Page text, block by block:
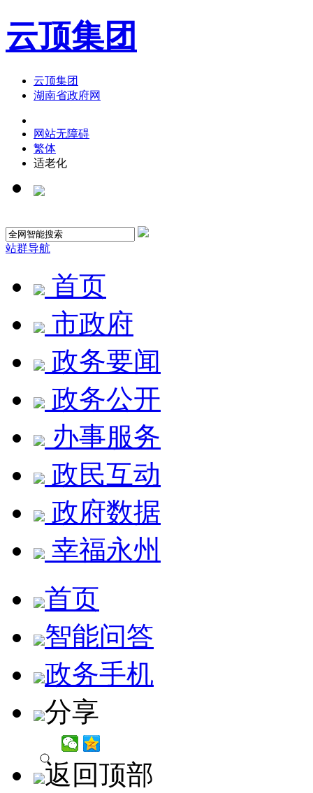
云顶集团
云顶集团
湖南省政府网
网站无障碍
繁体
适老化
站群导航
首页
市政府
政务要闻
政务公开
办事服务
政民互动
政府数据
幸福永州
首页
智能问答
政务手机
分享
返回顶部